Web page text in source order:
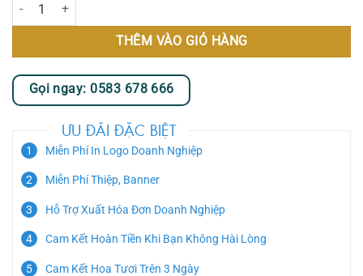
THÊM VÀO GIỎ HÀNG
Gọi ngay: 0583 678 666
ƯU ĐÃI ĐẶC BIỆT
Miễn Phí In Logo Doanh Nghiệp
Miễn Phí Thiệp, Banner
Hỗ Trợ Xuất Hóa Đơn Doanh Nghiệp
Cam Kết Hoàn Tiền Khi Bạn Không Hài Lòng
Cam Kết Hoa Tươi Trên 3 Ngày